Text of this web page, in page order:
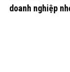
doanh nghiệp